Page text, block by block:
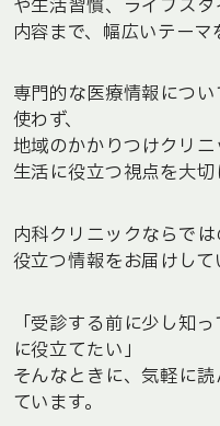
や生活習慣、ライフス
内容まで、幅広いテーマ
専門的な医療情報につ
使わず、
地域のかかりつけクリ
生活に役立つ視点を大切
内科クリニックならで
役立つ情報をお届けして
「受診する前に少し知
に役立てたい」
そんなときに、気軽に
ています。